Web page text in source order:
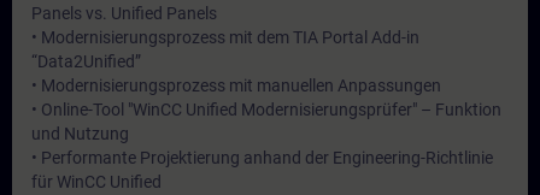
Panels vs. Unified Panels
• Modernisierungsprozess mit dem TIA Portal Add-in
“Data2Unified”
• Modernisierungsprozess mit manuellen Anpassungen
• Online-Tool "WinCC Unified Modernisierungsprüfer" – Funktion
und Nutzung
• Performante Projektierung anhand der Engineering-Richtlinie
für WinCC Unified